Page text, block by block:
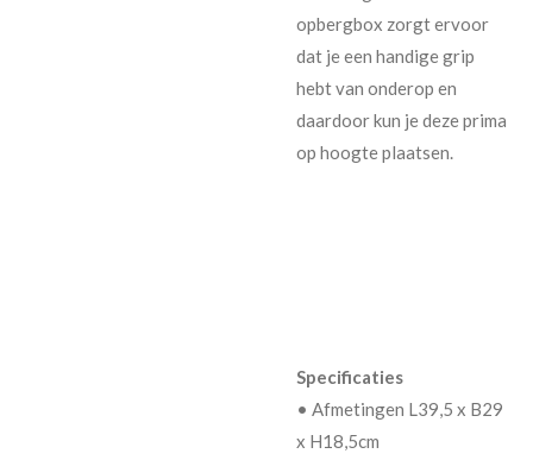
opbergbox zorgt ervoor
dat je een handige grip
hebt van onderop en
daardoor kun je deze prima
op hoogte plaatsen.
Specificaties
• Afmetingen L39,5 x B29
x H18,5cm